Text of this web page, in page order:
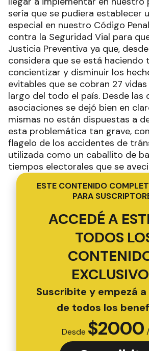
sería que se pudiera establecer
especial en nuestro Código
contra la Seguridad Vial para
Justicia Preventiva ya que,
considera que se está haciendo
concientizar y disminuir los
evitables que se cobran 27
largo del todo el país. Desde las
asociaciones se dejó bien en
mismas no están dispuestas a
esta problemática tan grave,
flagelo de los accidentes de
utilizada como un caballito de
tiempos electorales que se
ESTE CONTENIDO
PARA
ACCEDÉ A
TODOS
Suscribite y empezá
de todos los
Desde $2000